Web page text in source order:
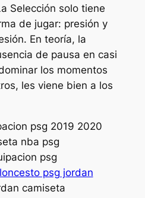
Selección solo tiene
de jugar: presión y
En teoría, la
de pausa en casi
los momentos
les viene bien a los